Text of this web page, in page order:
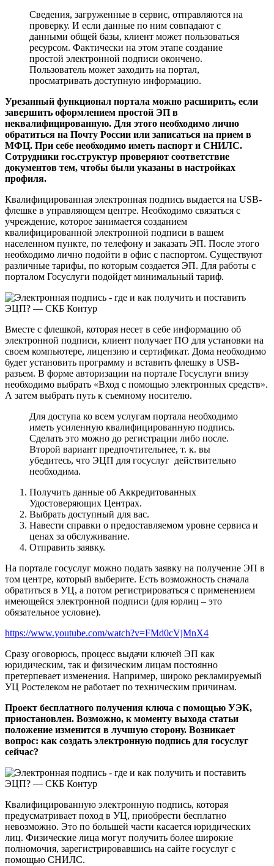
Сведения, загруженные в сервис, отправляются на
проверку. И если данные по ним совпадают с
данными общей базы, клиент может пользоваться
ресурсом. Фактически на этом этапе создание
простой электронной подписи окончено.
Пользователь может заходить на портал,
просматривать доступную информацию.
Урезанный функционал портала можно расширить, если
завершить оформлением простой ЭП в
неквалифицированную. Для этого необходимо лично
обратиться на Почту России или записаться на прием в
МФЦ. При себе необходимо иметь паспорт и СНИЛС.
Сотрудники гос.структур проверяют соответствие
документов тем, чтобы были указаны в настройках
профиля.
Квалифицированная электронная подпись выдается на USB-
флешке в управляющем центре. Необходимо связаться с
учреждение, которое занимается созданием
квалифицированной электронной подписи в вашем
населенном пункте, по телефону и заказать ЭП. После этого
необходимо лично подойти в офис с паспортом. Существуют
различные тарифы, по которым создается ЭП. Для работы с
порталом Госуслуги подойдет минимальный тариф.
Вместе с флешкой, которая несет в себе информацию об
электронной подписи, клиент получает ПО для установки на
своем компьютере, лицензию и сертификат. Дома необходимо
будет установить программу и вставить флешку в USB-
разъем. В форме авторизации на портале Госуслуги внизу
необходимо выбрать «Вход с помощью электронных средств».
А затем выбрать путь к съемному носителю.
Для доступа ко всем услугам портала необходимо
иметь усиленную квалифицированную подпись.
Сделать это можно до регистрации либо после.
Второй вариант предпочтительнее, т. к. вы
убедитесь, что ЭЦП для госуслуг действительно
необходима.
Получить данные об Аккредитованных
Удостоверяющих Центрах.
Выбрать доступный для вас.
Навести справки о предоставляемом уровне сервиса и
ценах за обслуживание.
Отправить заявку.
На портале госуслуг можно подать заявку на получение ЭП в
том центре, который выберите. Есть возможность сначала
обратиться в УЦ, а потом регистрироваться с применением
имеющейся электронной подписи (для юрлиц – это
обязательное условие).
https://www.youtube.com/watch?v=FMd0cVjMnX4
Сразу оговорюсь, процесс выдачи ключей ЭП как
юридическим, так и физическим лицам постоянно
претерпевает изменения. Например, широко рекламируемый
УЦ Ростелеком не работает по техническим причинам.
Проект бесплатного получения ключа с помощью УЭК,
приостановлен. Возможно, к моменту выхода статьи
положение изменится в лучшую сторону. Возникает
вопрос: как создать электронную подпись для госуслуг
сейчас?
Квалифицированную электронную подпись, которая
предусматривает поход в УЦ, приобрести бесплатно
невозможно. Это по большей части касается юридических
лиц. Физические лица могут получить более широкие
полномочия, зарегистрировавшись на сайте госуслуг с
помощью СНИЛС.